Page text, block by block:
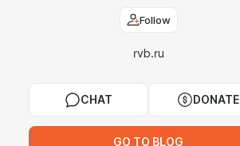
Follow
rvb.ru
CHAT DONATE
GO TO BLOG